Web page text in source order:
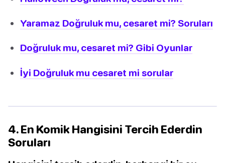
Yaramaz Doğruluk mu, cesaret mi? Soruları
Doğruluk mu, cesaret mi? Gibi Oyunlar
İyi Doğruluk mu cesaret mi sorular
4. En Komik Hangisini Tercih Ederdin
Soruları